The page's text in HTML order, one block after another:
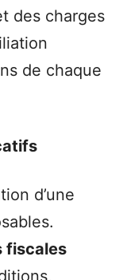
des charges
de chaque
d’une
fiscales